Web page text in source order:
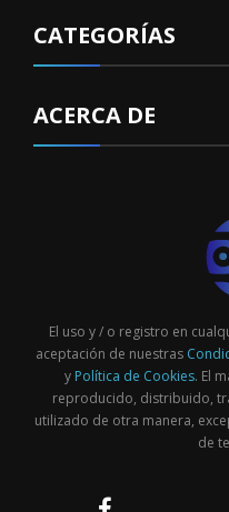
CATEGORÍAS
ACERCA DE
El uso y / o registro en
aceptación de nuestras
y Política de Cookies. El
reproducido, distribuido,
utilizado de otra manera,
de